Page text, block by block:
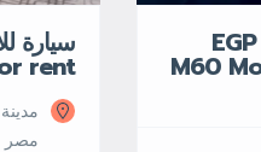
M60
rent
مصر